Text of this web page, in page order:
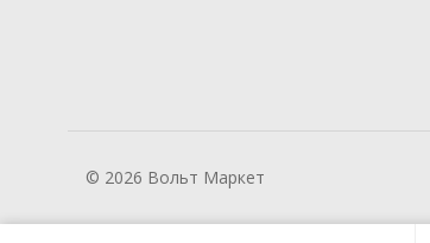
© 2026 Вольт Маркет